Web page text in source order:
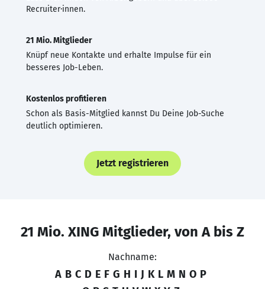
Recruiter·innen.
21 Mio. Mitglieder
Knüpf neue Kontakte und erhalte Impulse für ein
besseres Job-Leben.
Kostenlos profitieren
Schon als Basis-Mitglied kannst Du Deine Job-Suche
deutlich optimieren.
Jetzt registrieren
21 Mio. XING Mitglieder, von A bis Z
Nachname:
A B C D E F G H I J K L M N O P